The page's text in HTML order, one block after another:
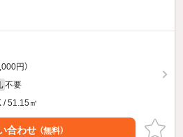
円）
不要
/ 51.15㎡
合わせ （無料）